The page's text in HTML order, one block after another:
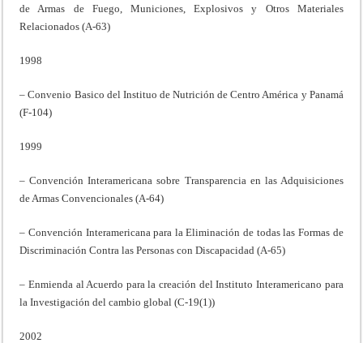
de Armas de Fuego, Municiones, Explosivos y Otros Materiales
Relacionados (A-63)
1998
– Convenio Basico del Instituo de Nutrición de Centro América y Panamá
(F-104)
1999
– Convención Interamericana sobre Transparencia en las Adquisiciones
de Armas Convencionales (A-64)
– Convención Interamericana para la Eliminación de todas las Formas de
Discriminación Contra las Personas con Discapacidad (A-65)
– Enmienda al Acuerdo para la creación del Instituto Interamericano para
la Investigación del cambio global (C-19(1))
2002